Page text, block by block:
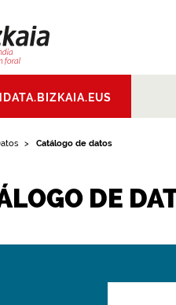
.Diputacion
Catálogo de datos
DE